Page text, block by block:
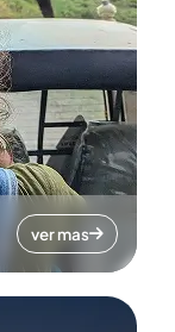
ver mas